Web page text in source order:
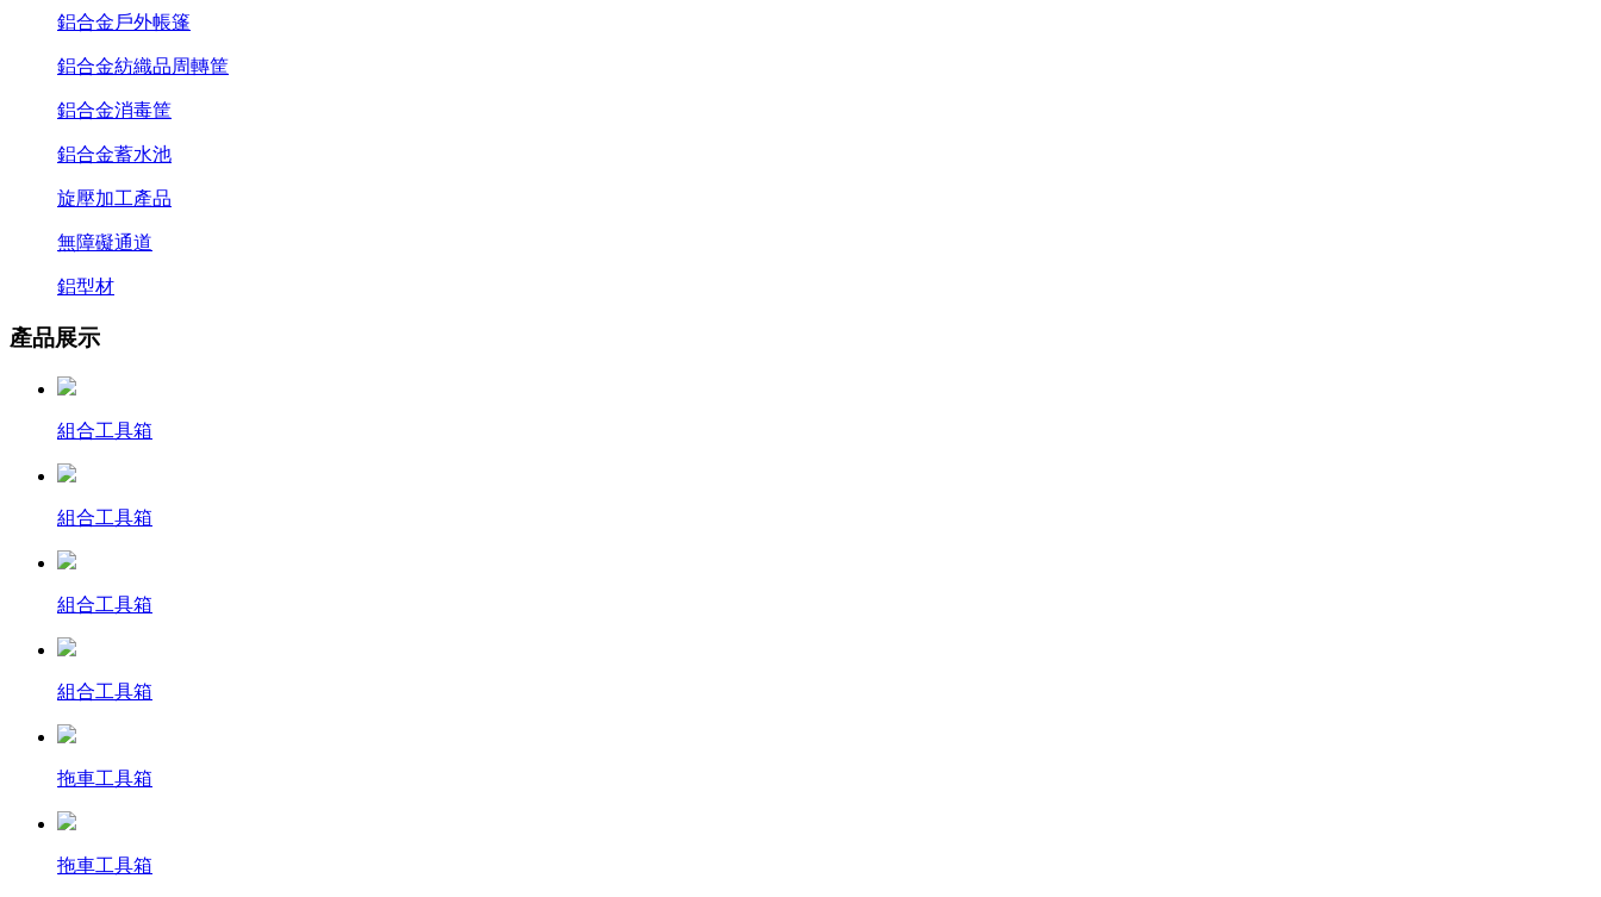
鋁合金戶外帳篷
鋁合金紡織品周轉筐
鋁合金消毒筐
鋁合金蓄水池
旋壓加工產品
無障礙通道
鋁型材
產品展示
組合工具箱
組合工具箱
組合工具箱
組合工具箱
拖車工具箱
拖車工具箱